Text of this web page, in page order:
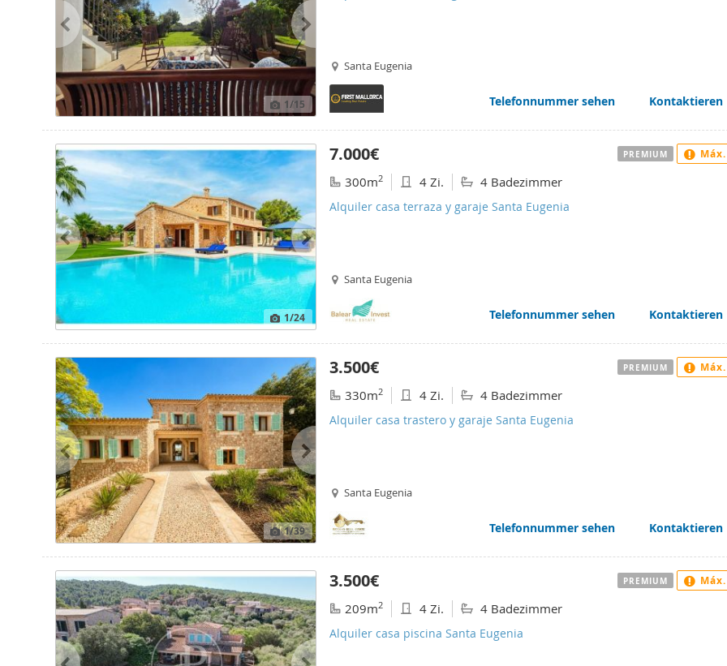
1/15
Santa Eugenia
Telefonnummer sehen Kontaktieren
1/24
7.000€
300m2 4 Zi. 4 Badezimmer
Alquiler casa terraza y garaje Santa Eugenia
Santa Eugenia
Telefonnummer sehen Kontaktieren
PREMIUM
1/39
3.500€
330m2 4 Zi. 4 Badezimmer
Alquiler casa trastero y garaje Santa Eugenia
Santa Eugenia
Telefonnummer sehen Kontaktieren
PREMIUM
3.500€
209m2 4 Zi. 4 Badezimmer
Alquiler casa piscina Santa Eugenia
PREMIUM